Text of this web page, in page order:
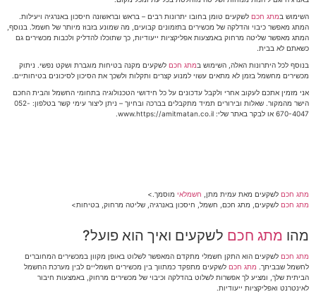
השימוש במתג חכם לשקעים טומן בחובו יתרונות רבים – בראש ובראשונה חיסכון באנרגיה ויעילות.
המתג מאפשר כיבוי והדלקה של מכשירים בתזמונים קבועים, מה שמונע בזבוז מיותר של חשמל. בנוסף,
המתג מאפשר שליטה מרחוק באמצעות אפליקציות ייעודיות, כך שתוכלו להדליק ולכבות מכשירים גם
כשאתם לא בבית.
בנוסף לכל היתרונות האלה, השימוש במתג חכם לשקעים מקנה בטיחות מוגברת ושקט נפשי. ניתוק
מכשירים מחשמל בזמן לא מתאים עשוי למנוע קצרים ותקלות ולשכך את הסיכון לסיכונים בטיחותיים.
אני מזמין אתכם לעקוב אחרי ולקבל עדכונים על כל חידושי הטכנולוגיה בתחומי החשמל והבית החכם
הישר מהמקור. שאלות ובירורים תמיד מתקבלים בברכה ובחיוך – ניתן ליצור עימי קשר בטלפון: 052-
670-4047 או לבקר באתר שלי: www.https://amitmatan.co.il.
מתג חכם לשקעים מאת עמית מתן, חשמלאי מוסמך.>
מתג חכם לשקעים, מתג חכם, חשמל, חיסכון באנרגיה, שליטה מרחוק, בטיחות>
מהו מתג חכם לשקעים ואיך הוא פועל?
מתג חכם לשקעים הוא התקן חשמלי מתקדם המאפשר לשלוט באופן מקוון במכשירים המחוברים
לחשמל שבביתך. מתג חכם לשקעים מתפקד כמתווך בין מכשירים חשמליים לבין מערכת החשמל
הביתית שלך, ומציע לך אפשרות לשלוט בהדלקה וכיבוי של מכשירים מרחוק, באמצעות חיבור
לאינטרנט ואפליקציות ייעודיות.